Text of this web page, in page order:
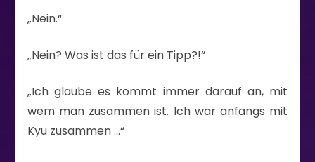
„Nein.“
„Nein? Was ist das für ein Tipp?!“
„Ich glaube es kommt immer darauf an, mit
wem man zusammen ist. Ich war anfangs mit
Kyu zusammen …“